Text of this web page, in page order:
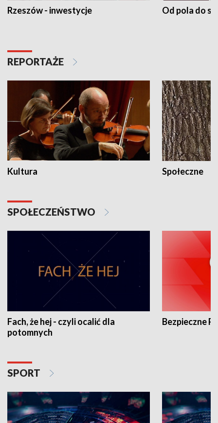
Rzeszów - inwestycje Od pola do
REPORTAŻE
Kultura Społeczne
SPOŁECZEŃSTWO
Fach, że hej - czyli ocalić dla
potomnych
Bezpieczne
SPORT